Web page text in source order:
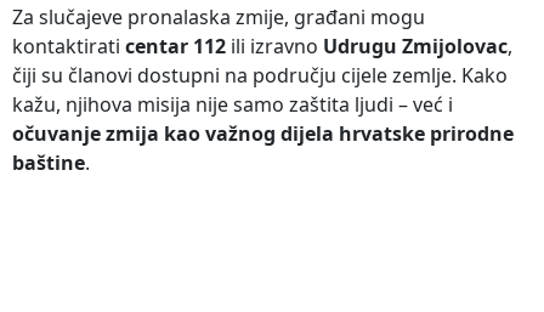
Za slučajeve pronalaska zmije, građani mogu
kontaktirati centar 112 ili izravno Udrugu Zmijolovac,
čiji su članovi dostupni na području cijele zemlje. Kako
kažu, njihova misija nije samo zaštita ljudi – već i
očuvanje zmija kao važnog dijela hrvatske prirodne
baštine.